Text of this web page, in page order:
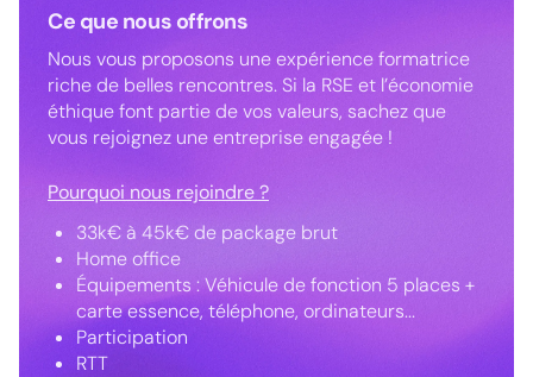
Ce que nous offrons
Nous vous proposons une expérience formatrice
riche de belles rencontres. Si la RSE et l’économie
éthique font partie de vos valeurs, sachez que
vous rejoignez une entreprise engagée !
Pourquoi nous rejoindre ?
33k€ à 45k€ de package brut
Home office
Équipements : Véhicule de fonction 5 places +
carte essence, téléphone, ordinateurs...
Participation
RTT